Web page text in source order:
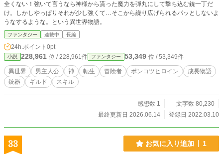
全くない！強いて言うなら神様から貰った魔力を弾丸にして撃ち込む銃一丁だ
け。しかしやっぱりそれが少し強くて…そこから繰り広げられるパッとしないよ
うなするような。という異世界物語。
ファンタジー 連載中 長編
24h.ポイント 0pt
小説 228,961 位 / 228,961件 ファンタジー 53,349 位 / 53,349件
異世界 男主人公 神 転生 冒険者 ポンコツヒロイン
成長物語
銃器
ギルド スキル
感想数 1
文字数 80,230
最終更新日 2026.06.14
登録日 2022.03.10
33 お気に入り追加 1